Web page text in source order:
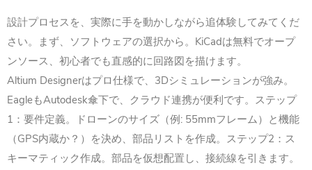
設計プロセスを、実際に手を動かしながら追体験してみてくだ
さい。まず、ソフトウェアの選択から。KiCadは無料でオープ
ンソース、初心者でも直感的に回路図を描けます。
Altium Designerはプロ仕様で、3Dシミュレーションが強み。
EagleもAutodesk傘下で、クラウド連携が便利です。ステップ
1：要件定義。
ドローンのサイズ（例: 55mmフレーム）と機能
（GPS内蔵か？）を決め、部品リストを作成。ステップ2：ス
キーマティック作成。部品を仮想配置し、接続線を引きます。